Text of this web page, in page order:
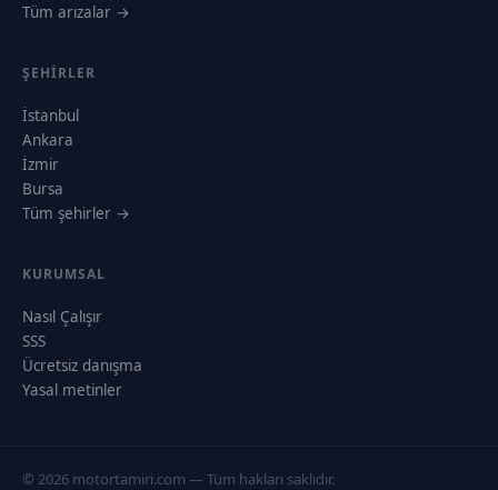
Tüm arızalar →
ŞEHIRLER
İstanbul
Ankara
İzmir
Bursa
Tüm şehirler →
KURUMSAL
Nasıl Çalışır
SSS
Ücretsiz danışma
Yasal metinler
© 2026 motortamiri.com — Tüm hakları saklıdır.